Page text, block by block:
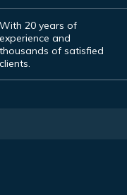
With 20 years of
experience and
thousands of satisfied
clients.